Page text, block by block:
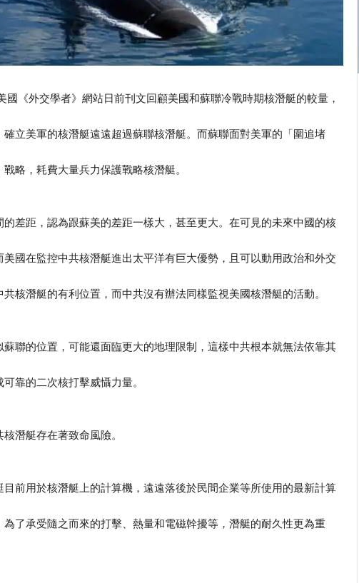
國《外交學者》網站日前刊文回顧美國和蘇聯冷戰時期核潛艇的較量，
立美軍的核潛艇遠遠超過蘇聯核潛艇。而蘇聯面對美軍的「圍追堵
略，耗費大量兵力保護戰略核潛艇。
差距，認為跟蘇美的差距一樣大，甚至更大。在可見的未來中國的核
國在監控中共核潛艇進出太平洋有巨大優勢，且可以動用政治和外交
核潛艇的有利位置，而中共沒有辦法同樣監視美國核潛艇的活動。
聯的位置，可能還面臨更大的地理限制，這樣中共根本就無法依靠其
靠的二次核打擊威懾力量。
潛艇存在著致命風險。
前用於核潛艇上的計算機，遠遠落後於民間企業等所使用的最新計算
了承受隨之而來的打擊、熱量和電磁幹擾等，潛艇的耐久性更為重